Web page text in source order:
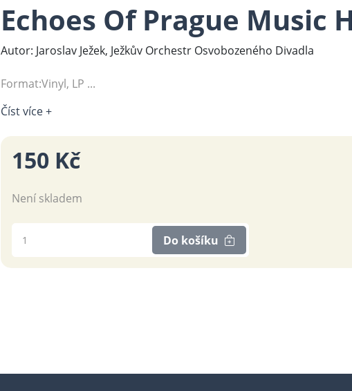
Echoes Of Prague Music
Autor: Jaroslav Ježek, Ježkův Orchestr Osvobozeného Divadla
Format:Vinyl, LP ...
Číst více +
150 Kč
Není skladem
Do košíku